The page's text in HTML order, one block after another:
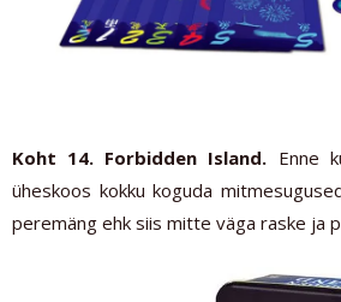
Koht 14. Forbidden Island. Enne
üheskoos kokku koguda
peremäng ehk siis mitte väga raske ja